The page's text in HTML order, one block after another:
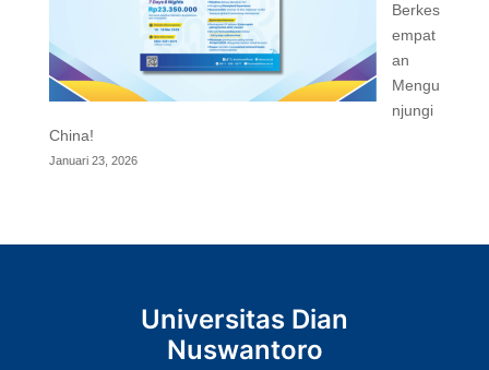
Berkes
empat
an
Mengu
njungi
China!
Januari 23, 2026
Universitas Dian
Nuswantoro